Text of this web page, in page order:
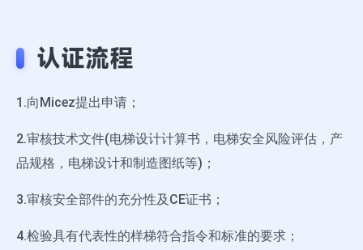
认证流程
1.向Micez提出申请；
2.审核技术文件(电梯设计计算书，电梯安全风险评估，产
品规格，电梯设计和制造图纸等)；
3.审核安全部件的充分性及CE证书；
4.检验具有代表性的样梯符合指令和标准的要求；